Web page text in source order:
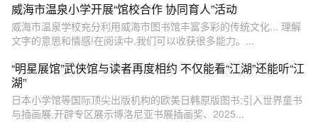
威海市温泉小学开展“馆校合作 协同育人”活动
威海市温泉学校充分利用威海市图书馆丰富多彩的传统文化... 理解
文字的意思和情感!在阅读中,我们可以收获很多能力。...
“明星展馆”武侠馆与读者再度相约 不仅能看“江湖”还能听“江
湖”
日本小学馆等国际顶尖出版机构的欧美日韩原版图书;引入世界童书
与插画展,开辟专区展示博洛尼亚书展插画奖、2025...